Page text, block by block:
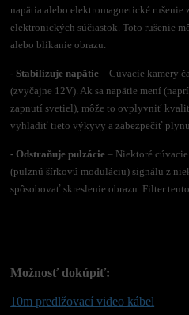
napätia alebo elektromagnetické
elektronických súčiastok. Toto rušenie
alebo blikanie obrazu.
- Stabilizuje napätie – Cúvacie kamery
(zvyčajne 12V). Ak sa napätie mení
zapnutí svetiel), môže to ovplyvniť
vyhladiť tieto výkyvy a zabezpečiť
- Odstraňuje pulzácie – Niektoré
(pulznú šírkovú moduláciu) signálu z
spôsobovať skreslenie obrazu. Filter
Možnosť dokúpiť:
10m predlžovací video kábel